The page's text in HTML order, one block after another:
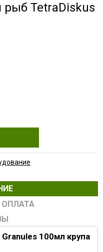
рыб TetraDiskus
100мл крупа